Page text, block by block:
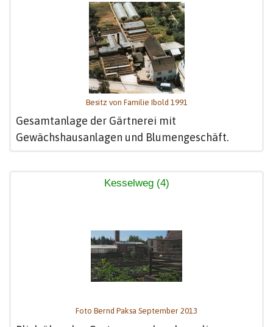
Besitz von Familie Ibold 1991
Gesamtanlage der Gärtnerei mit
Gewächshausanlagen und Blumengeschäft.
Kesselweg (4)
Foto Bernd Paksa September 2013